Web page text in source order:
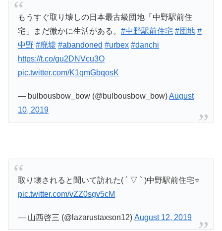
もうすぐ取り壊しの日本最古級団地「中野駅前住
宅」まだ微かに生活がある。#中野駅前住宅 #団地 #
中野 #廃墟 #abandoned #urbex #danchi
https://t.co/gu2DNVcu3O
pic.twitter.com/K1qmGbqosK
— bulbousbow_bow (@bulbousbow_bow)August
10, 2019
取り壊されると聞いて訪れた( ´ ▽ ` )中野駅前住宅⭐️
pic.twitter.com/vZZ0sgv5cM
— 山西啓三 (@lazarustaxson12)August 12, 2019